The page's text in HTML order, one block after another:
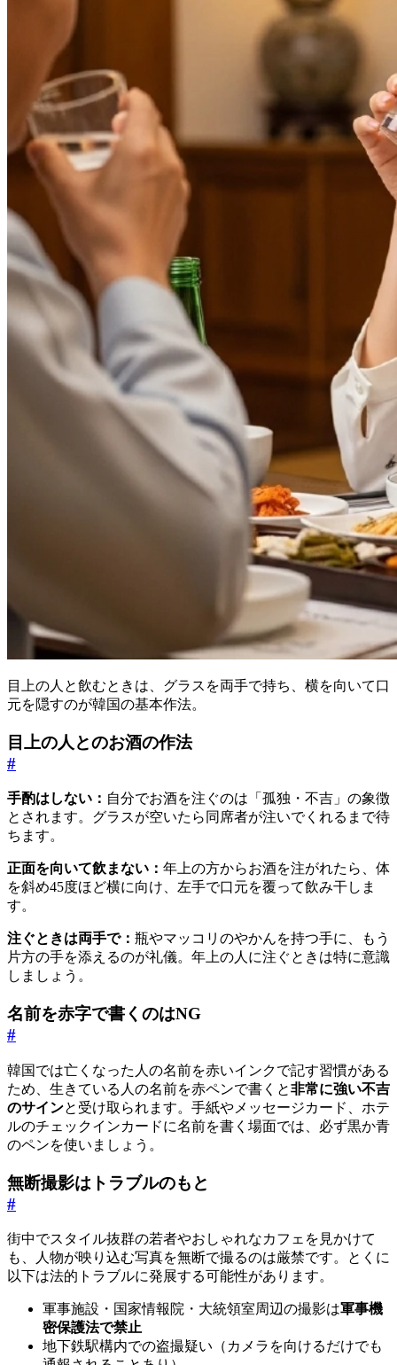
目上の人と飲むときは、グラスを両手で持ち、横を向いて口
元を隠すのが韓国の基本作法。
目上の人とのお酒の作法
#
手酌はしない： 自分でお酒を注ぐのは「孤独・不吉」の象徴
とされます。グラスが空いたら同席者が注いでくれるまで待
ちます。
正面を向いて飲まない： 年上の方からお酒を注がれたら、体
を斜め45度ほど横に向け、左手で口元を覆って飲み干しま
す。
注ぐときは両手で： 瓶やマッコリのやかんを持つ手に、もう
片方の手を添えるのが礼儀。年上の人に注ぐときは特に意識
しましょう。
名前を赤字で書くのはNG
#
韓国では亡くなった人の名前を赤いインクで記す習慣がある
ため、生きている人の名前を赤ペンで書くと非常に強い不吉
のサインと受け取られます。手紙やメッセージカード、ホテ
ルのチェックインカードに名前を書く場面では、必ず黒か青
のペンを使いましょう。
無断撮影はトラブルのもと
#
街中でスタイル抜群の若者やおしゃれなカフェを見かけて
も、人物が映り込む写真を無断で撮るのは厳禁です。とくに
以下は法的トラブルに発展する可能性があります。
軍事施設・国家情報院・大統領室周辺の撮影は軍事機
密保護法で禁止
地下鉄駅構内での盗撮疑い（カメラを向けるだけでも